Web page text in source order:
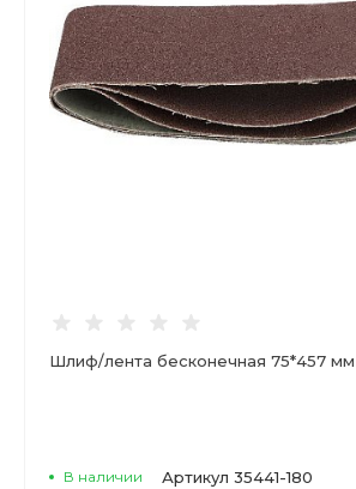
Шлиф/лента бесконечная 75*457 мм
В наличии Артикул 35441-180